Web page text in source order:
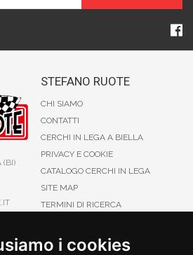
i cookies
(BI)
STEFANO RUOTE
CHI SIAMO
CONTATTI
CERCHI IN LEGA A BIELLA
PRIVACY E COOKIE
CATALOGO CERCHI IN LEGA
SITE MAP
TERMINI DI RICERCA